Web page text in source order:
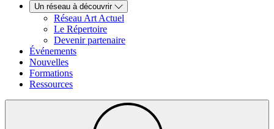
Un réseau à découvrir
Réseau Art Actuel
Le Répertoire
Devenir partenaire
Événements
Nouvelles
Formations
Ressources